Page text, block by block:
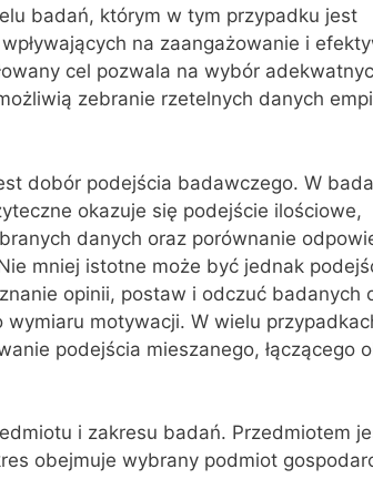
badań, którym w tym przypadku jest
na zaangażowanie i
cel pozwala na wybór
zebranie rzetelnych danych
dobór podejścia badawczego. W
okazuje się podejście ilościowe,
danych oraz porównanie
mniej istotne może być jednak
opinii, postaw i odczuć badanych
motywacji. W wielu
podejścia mieszanego, łączącego
i zakresu badań. Przedmiotem
obejmuje wybrany podmiot